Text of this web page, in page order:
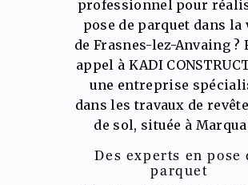
professionnel pour
pose de parquet dans la
de Frasnes-lez-Anvaing ?
appel à KADI
une entreprise
dans les travaux de
de sol, située à
Des experts en pose
parquet